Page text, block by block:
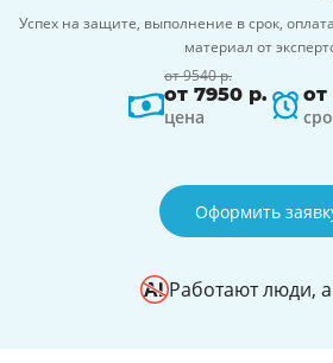
Успех на защите, выполнение в срок,
материал от
от 9540 р.
от 7950 р.
цена
от
Оформить
Работают люди,